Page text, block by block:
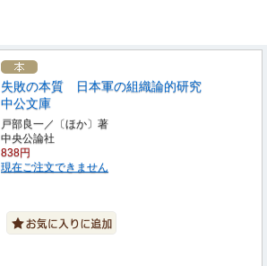
失敗の本質 日本軍の組織論的研究
中公文庫
戸部良一／〔ほか〕著
中央公論社
838円
現在ご注文できません